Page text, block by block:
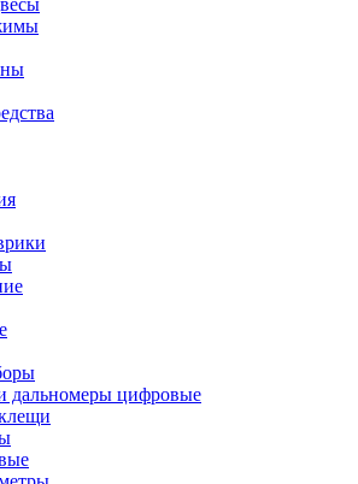
дальномеры цифровые